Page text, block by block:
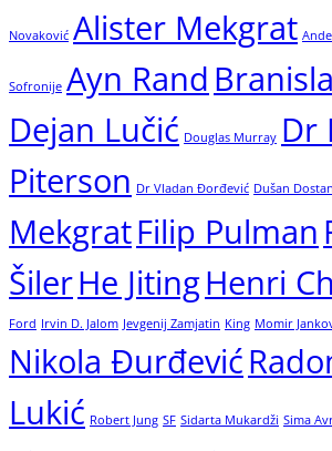
Novaković Alister Mekgrat
Sofronije Ayn Rand
Dejan Lučić Douglas Murray Dr
Piterson Dr Vladan Đorđević Dušan
MekgratFilip Pulman
ŠilerHe JitingHenri
Ford Irvin D. Jalom Jevgenij Zamjatin King Momir
Nikola Đurđević
Lukić Robert Jung SF Sidarta Mukardži Sima